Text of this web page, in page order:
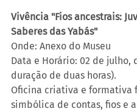
Vivência "Fios ancestrais:
Saberes das Yabás"
Onde: Anexo do Museu
Data e Horário: 02 de julho,
duração de duas horas).
Oficina criativa e formativa
simbólica de contas, fios e